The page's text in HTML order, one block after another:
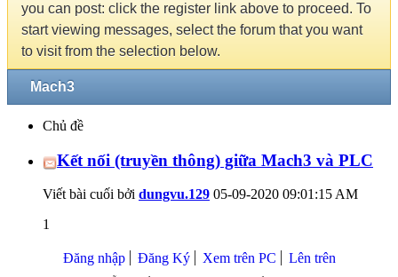
you can post: click the register link above to proceed. To
start viewing messages, select the forum that you want
to visit from the selection below.
Mach3
Chủ đề
Kết nối (truyền thông) giữa Mach3 và PLC
Viết bài cuối bởi dungvu.129 05-09-2020 09:01:15 AM
1
Đăng nhập Đăng Ký Xem trên PC Lên trên